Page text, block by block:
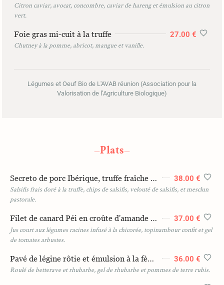
Citron caviar, avocat, concombre, caviar de hareng et émulsion au citron
vert.
Foie gras mi-cuit à la truffe
27.00 €
Chutney à la pomme, abricot, mangue et vanille.
Légumes et Oeuf Bio de L'AVAB réunion (Association pour la
Valorisation de l’Agriculture Biologique)
—Plats—
Secreto de porc Ibérique, truffe fraîche râpé et jus truffé
38.00 €
Salsifis frais doré à la truffe, chips de salsifis, velouté de salsifis, et mesclun
pastorale.
Filet de canard Péi en croûte d'amande et foie gras poêlé
37.00 €
Jus court aux légumes racines infusé à la chicorée, topinambour confit et gel
de tomates arbustes.
36.00 €
Roulé de betterave et rhubarbe, gel de rhubarbe et pommes de terre rubis.